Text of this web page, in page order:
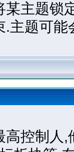
某主题锁
主题可
高控制人